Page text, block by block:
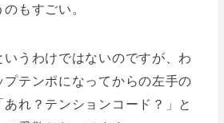
もすごい。
うわけではないのですが、わ
プテンポになってからの左手の
れ？テンションコード？」と